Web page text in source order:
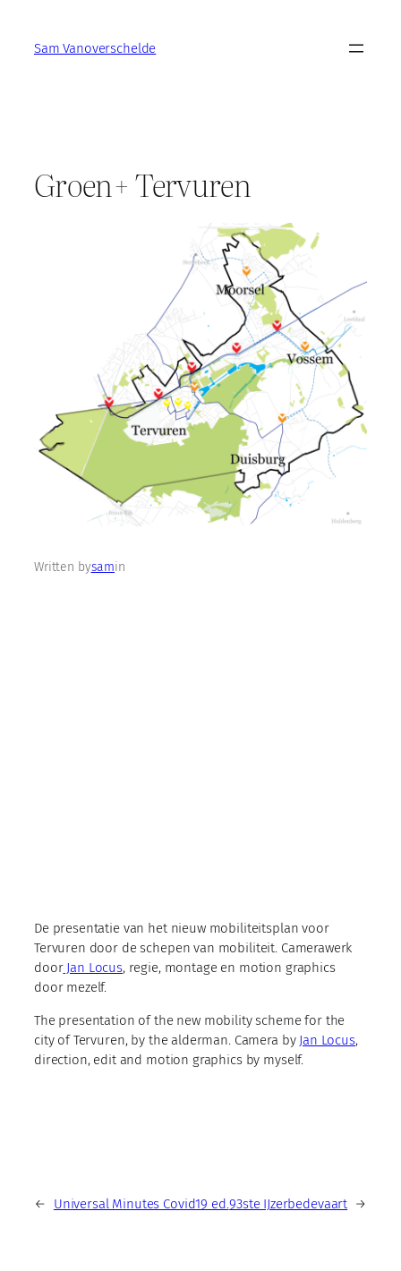
contentSam Vanoverschelde
Groen+ Tervuren
Written bysamin
De presentatie van het nieuw mobiliteitsplan voor
Tervuren door de schepen van mobiliteit. Camerawerk
doorJan Locus, regie, montage en motion graphics
door mezelf.
The presentation of the new mobility scheme for the
city of Tervuren, by the alderman. Camera by Jan Locus,
direction, edit and motion graphics by myself.
← Universal Minutes Covid19 ed.93ste IJzerbedevaart →